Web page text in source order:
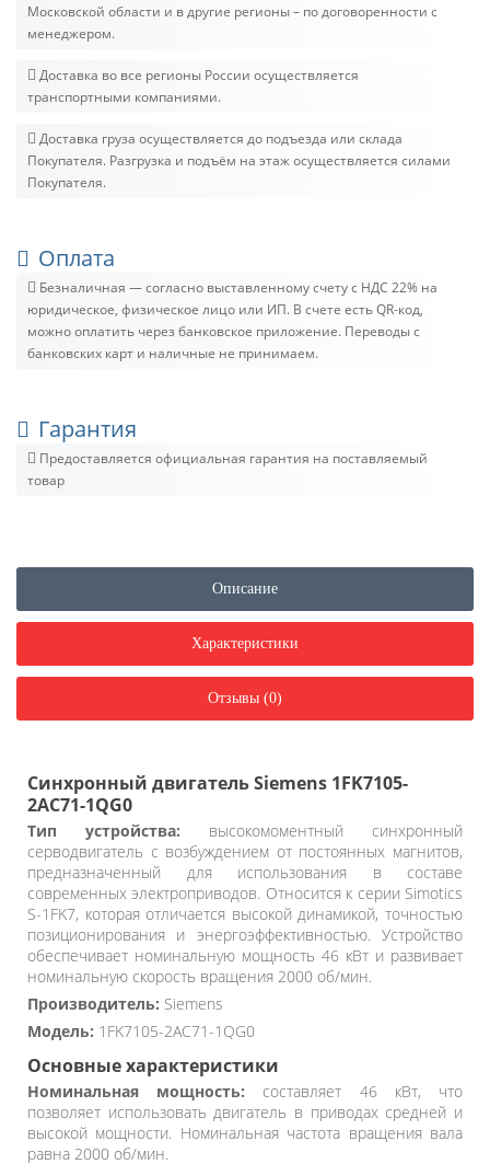
Московской области и в другие регионы – по договоренности с
менеджером.
Доставка во все регионы России осуществляется
транспортными компаниями.
Доставка груза осуществляется до подъезда или склада
Покупателя. Разгрузка и подъём на этаж осуществляется силами
Покупателя.
Оплата
Безналичная — согласно выставленному счету c НДС 22% на
юридическое, физическое лицо или ИП. В счете есть QR-код,
можно оплатить через банковское приложение. Переводы с
банковских карт и наличные не принимаем.
Гарантия
Предоставляется официальная гарантия на поставляемый
товар
Описание
Характеристики
Отзывы (0)
Синхронный двигатель Siemens 1FK7105-
2AC71-1QG0
Тип устройства: высокомоментный синхронный
серводвигатель с возбуждением от постоянных магнитов,
предназначенный для использования в составе
современных электроприводов. Относится к серии Simotics
S-1FK7, которая отличается высокой динамикой, точностью
позиционирования и энергоэффективностью. Устройство
обеспечивает номинальную мощность 46 кВт и развивает
номинальную скорость вращения 2000 об/мин.
Производитель: Siemens
Модель: 1FK7105-2AC71-1QG0
Основные характеристики
Номинальная мощность: составляет 46 кВт, что
позволяет использовать двигатель в приводах средней и
высокой мощности. Номинальная частота вращения вала
равна 2000 об/мин.